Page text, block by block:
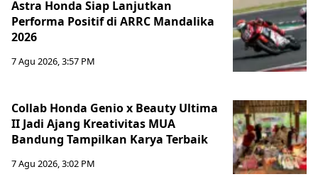
Astra Honda Siap Lanjutkan
Performa Positif di ARRC Mandalika
2026
7 Agu 2026, 3:57 PM
Collab Honda Genio x Beauty Ultima
II Jadi Ajang Kreativitas MUA
Bandung Tampilkan Karya Terbaik
7 Agu 2026, 3:02 PM